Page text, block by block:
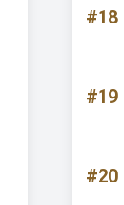
#18
#19
#20